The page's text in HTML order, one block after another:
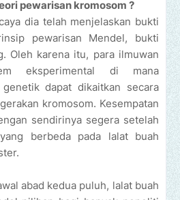
pewarisan kromosom ?
dia telah menjelaskan bukti
pewarisan Mendel, bukti
Oleh karena itu, para ilmuwan
eksperimental di mana
dapat dikaitkan secara
kromosom. Kesempatan
sendirinya segera setelah
berbeda pada lalat buah
abad kedua puluh, lalat buah